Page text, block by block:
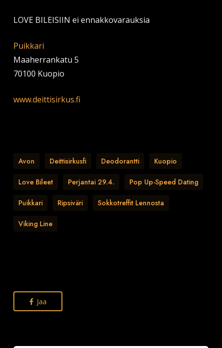
LOVE BILEISIIN ei ennakkovarauksia
Puikkari
Maaherrankatu 5
70100 Kuopio
www.deittisirkus.fi
Avon Deittisirkusfi Deodorantti Kuopio
Love Bileet Perjantai 29.4. Pop Up-Speed Dating
Puikkari Ripsiväri Sokkotreffit Lennosta
Viking Line
Jaa